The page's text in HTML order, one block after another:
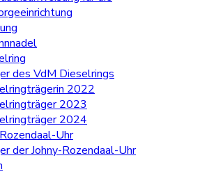
des VdM Dieselrings
2022
2023
2024
Uhr
der Johny-Rozendaal-Uhr